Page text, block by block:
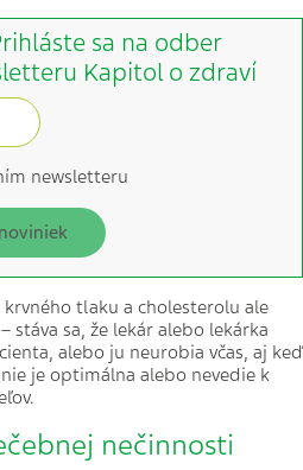
sa na odber
Kapitol o zdraví
newsletteru
tlaku a cholesterolu ale
sa, že lekár alebo lekárka
alebo ju neurobia včas, aj keď
je optimálna alebo nevedie k
nečinnosti